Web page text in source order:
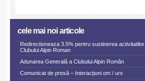
cele mai noi articole
Redirectioneaza 3.5% pentru sustinerea activitatilor
Clubului Alpin Roman
Adunarea Generală a Clubului Alpin Român
Comunicat de presă – Interacțiuni om / urs